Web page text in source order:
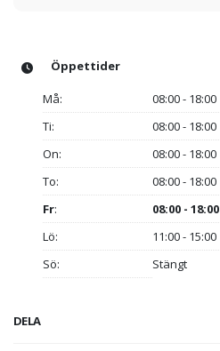
Öppettider
Må:
08:00 - 18:00
Ti:
08:00 - 18:00
On:
08:00 - 18:00
To:
08:00 - 18:00
Fr:
08:00 - 18:00
Lö:
11:00 - 15:00
Sö:
Stängt
DELA